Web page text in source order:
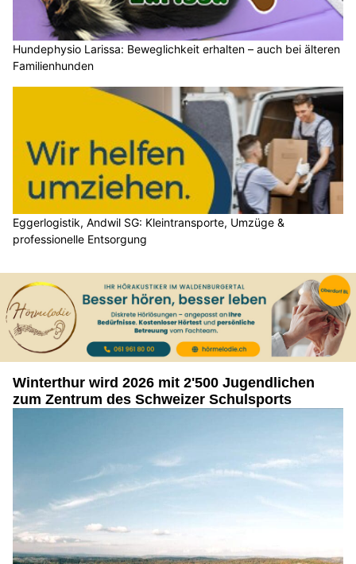
Hundephysio Larissa: Beweglichkeit erhalten – auch bei älteren
Familienhunden
Eggerlogistik, Andwil SG: Kleintransporte, Umzüge &
professionelle Entsorgung
Winterthur wird 2026 mit 2'500 Jugendlichen
zum Zentrum des Schweizer Schulsports